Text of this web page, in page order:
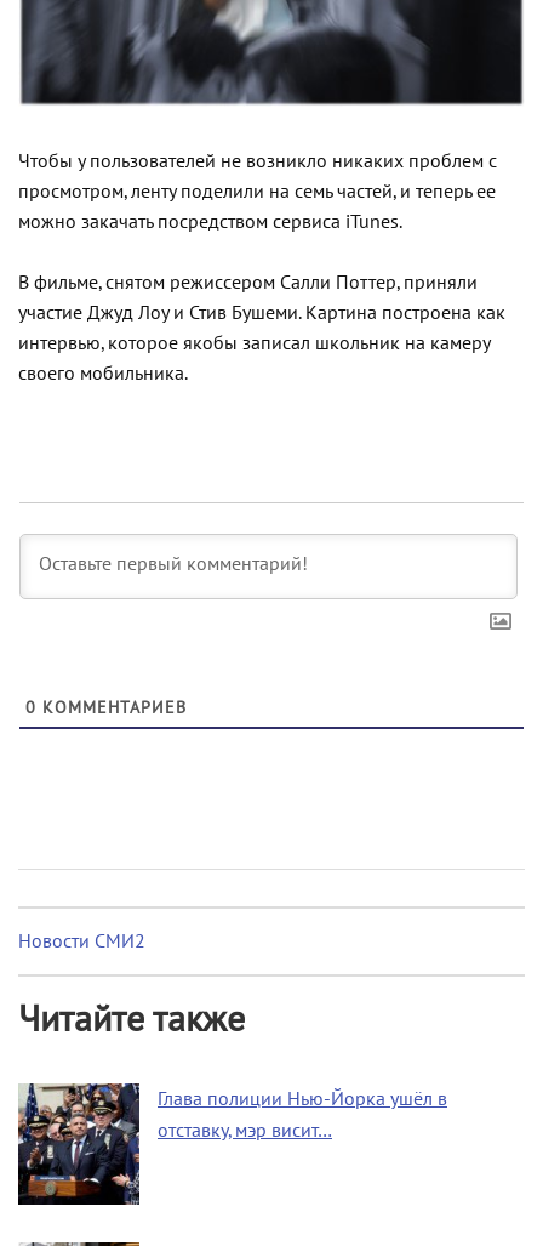
Чтобы у пользователей не возникло никаких проблем с
просмотром, ленту поделили на семь частей, и теперь ее
можно закачать посредством сервиса iTunes.
В фильме, снятом режиссером Салли Поттер, приняли
участие Джуд Лоу и Стив Бушеми. Картина построена как
интервью, которое якобы записал школьник на камеру
своего мобильника.
0 КОММЕНТАРИЕВ
Новости СМИ2
Читайте также
Глава полиции Нью-Йорка ушёл в
отставку, мэр висит…